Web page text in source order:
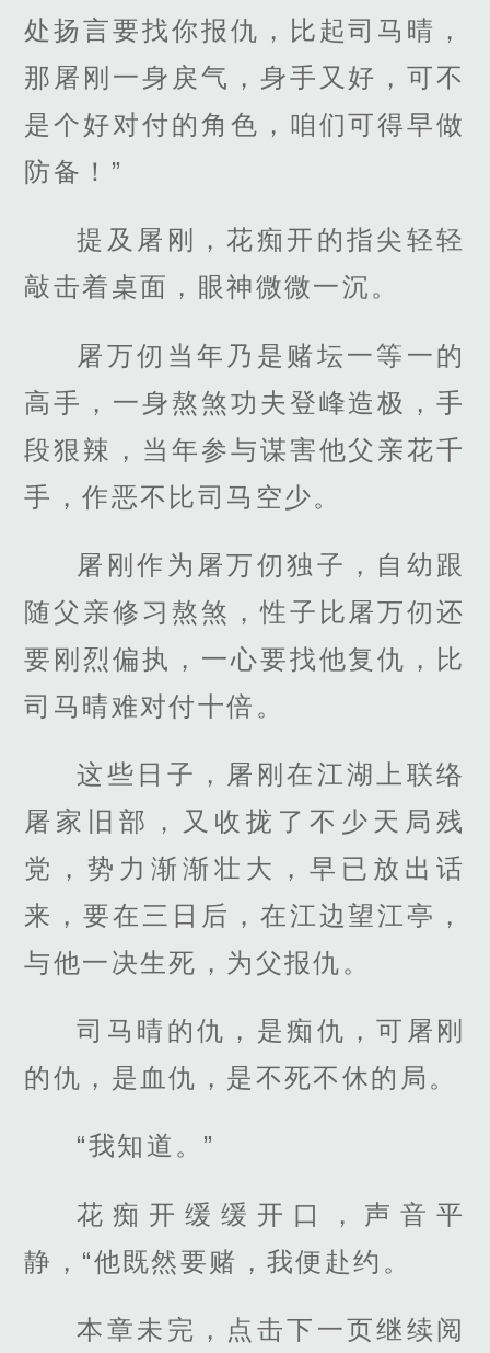
处扬言要找你报仇，比起司马晴，
那屠刚一身戾气，身手又好，可不
是个好对付的角色，咱们可得早做
防备！”
提及屠刚，花痴开的指尖轻轻
敲击着桌面，眼神微微一沉。
屠万仞当年乃是赌坛一等一的
高手，一身熬煞功夫登峰造极，手
段狠辣，当年参与谋害他父亲花千
手，作恶不比司马空少。
屠刚作为屠万仞独子，自幼跟
随父亲修习熬煞，性子比屠万仞还
要刚烈偏执，一心要找他复仇，比
司马晴难对付十倍。
这些日子，屠刚在江湖上联络
屠家旧部，又收拢了不少天局残
党，势力渐渐壮大，早已放出话
来，要在三日后，在江边望江亭，
与他一决生死，为父报仇。
司马晴的仇，是痴仇，可屠刚
的仇，是血仇，是不死不休的局。
“我知道。”
花痴开缓缓开口，声音平
静，“他既然要赌，我便赴约。
本章未完，点击下一页继续阅